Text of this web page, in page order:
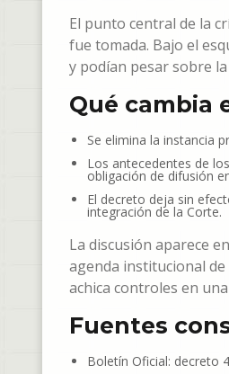
El punto central de la
fue tomada. Bajo el
y podían pesar sobre
Qué cambia
Se elimina la instancia
Los antecedentes de
obligación de difusión
El decreto deja sin
integración de la Corte.
La discusión aparece
agenda institucional de
achica controles en
Fuentes
Boletín Oficial: decreto